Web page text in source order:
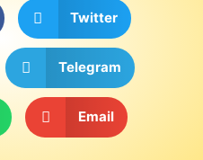
Twitter
Telegram
Email